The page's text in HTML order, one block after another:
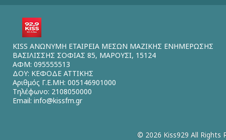
KISS ΑΝΩΝΥΜΗ ΕΤΑΙΡΕΙΑ ΜΕΣΩΝ ΜΑΖΙΚΗΣ ΕΝΗΜΕΡΩΣΗΣ
ΒΑΣΙΛΙΣΣΗΣ ΣΟΦΙΑΣ 85, ΜΑΡΟΥΣΙ, 15124
ΑΦΜ: 095555513
ΔΟΥ: ΚΕΦΟΔΕ ΑΤΤΙΚΗΣ
Αριθμός Γ.Ε.ΜΗ: 005146901000
Τηλέφωνο: 2108050000
Email: info@kissfm.gr
© 2026 Kiss929 All Rights